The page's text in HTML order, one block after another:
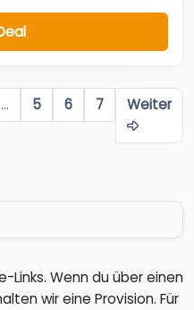
… 5 6 7 Weiter
Wenn du über einen
wir eine Provision. Für